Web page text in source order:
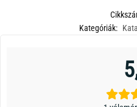
Kategóriák: